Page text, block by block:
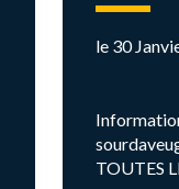
le 30
TOUTES